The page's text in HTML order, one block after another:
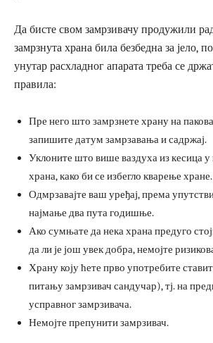
Да бисте свом замрзивачу продужили
замрзнута храна била безбедна за јело,
унутар расхладног апарата треба се
правила:
Пре него што замрзнете храну на
запишите датум замрзавања и садржај.
Уклоните што више ваздуха из кесица у
храна, како би се избегло кварење хране.
Одмрзавајте ваш уређај, према
најмање два пута годишње.
Ако сумњате да нека храна предуго
да ли је још увек добра, немојте
Храну коју ћете прво употребите
питању замрзивач сандучар), тј. на
усправног замрзивача.
Немојте препунити замрзивач.